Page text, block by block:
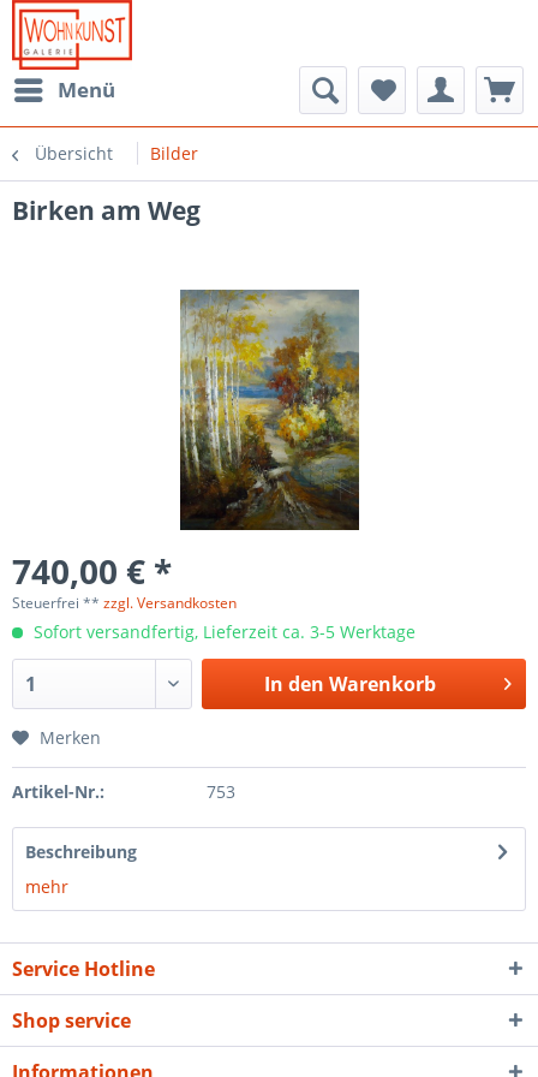
Menü
Übersicht Bilder
Birken am Weg
740,00 € *
Steuerfrei ** zzgl. Versandkosten
Sofort versandfertig, Lieferzeit ca. 3-5 Werktage
In den Warenkorb
Merken
Artikel-Nr.: 753
Beschreibung
mehr
Service Hotline
Shop service